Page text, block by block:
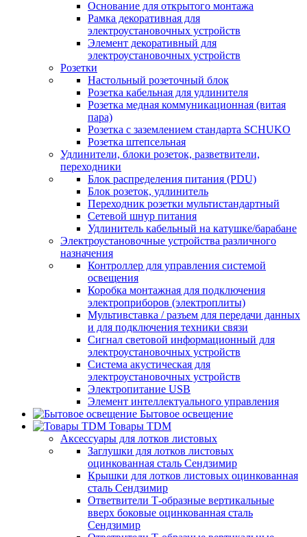
Основание для открытого монтажа
Рамка декоративная для
электроустановочных устройств
Элемент декоративный для
электроустановочных устройств
Розетки
Настольный розеточный блок
Розетка кабельная для удлинителя
Розетка медная коммуникационная (витая
пара)
Розетка с заземлением стандарта SCHUKO
Розетка штепсельная
Удлинители, блоки розеток, разветвители,
переходники
Блок распределения питания (PDU)
Блок розеток, удлинитель
Переходник розетки мультистандартный
Сетевой шнур питания
Удлинитель кабельный на катушке/барабане
Электроустановочные устройства различного
назначения
Контроллер для управления системой
освещения
Коробка монтажная для подключения
электроприборов (электроплиты)
Мультивставка / разъем для передачи данных
и для подключения техники связи
Сигнал световой информационный для
электроустановочных устройств
Система акустическая для
электроустановочных устройств
Электропитание USB
Элемент интеллектуального управления
Бытовое освещение
Товары TDM
Аксессуары для лотков листовых
Заглушки для лотков листовых
оцинкованная сталь Сендзимир
Крышки для лотков листовых оцинкованная
сталь Сендзимир
Ответвители Т-образные вертикальные
вверх боковые оцинкованная сталь
Сендзимир